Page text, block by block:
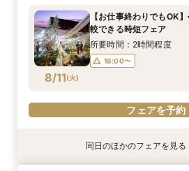
8/10(月)
所要時間：3時間程度
14:30〜
8/10(月)
11:00〜 16:00〜
8/10(月)
11:00〜
11:30〜
14:30〜
15:00〜
8/10(月)
11:00〜
11:30〜
14:30〜
15:00〜
8/10(月)
所要時間：3時間程度
14:30〜
8/11(火)
【お仕事終わりでもOK
較できる時短フェア
所要時間：2時間程度
18:00〜
フェアを予約
特典あり
衣装試着 特典あり
衣装試着 特典あり
衣装試着 特典あり
衣装試着 特典あり
衣装試着 特典あり
衣装試着 特典あり
同日のほかのフェアを見る